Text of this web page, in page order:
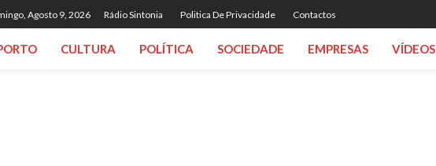
Agosto 9, 2026 Rádio Sintonia Politica De Privacidade Contactos
CULTURA POLÍTICA SOCIEDADE EMPRESAS VÍDEOS